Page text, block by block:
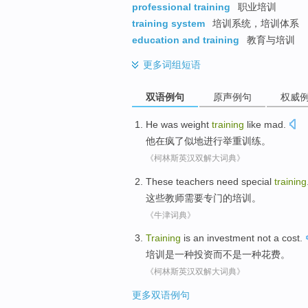
professional training
职业培训
training system
培训系统，培训体系
education and training
教育与培训
更多词组短语
双语例句 原声例句 权威
He was weight training like mad
他在疯了似地进行举重训练。
《柯林斯英汉双解大词典》
These teachers need special training
这些教师需要专门的培训。
《牛津词典》
Training is an investment not a cost.
培训 是一种投资而不是一种花费。
《柯林斯英汉双解大词典》
更多双语例句